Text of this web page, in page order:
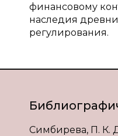
финансовому
наследия
регулирования.
Симбирева, П. К.